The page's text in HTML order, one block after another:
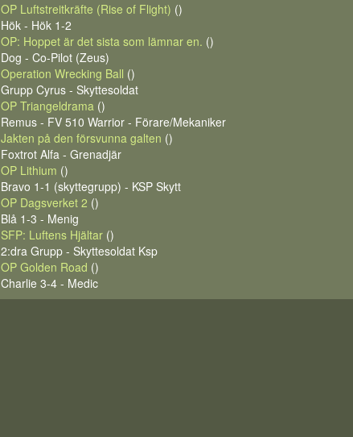
OP Luftstreitkräfte (Rise of Flight) ()
Hök - Hök 1-2
OP: Hoppet är det sista som lämnar en. ()
Dog - Co-Pilot (Zeus)
Operation Wrecking Ball ()
Grupp Cyrus - Skyttesoldat
OP Triangeldrama ()
Remus - FV 510 Warrior - Förare/Mekaniker
Jakten på den försvunna galten ()
Foxtrot Alfa - Grenadjär
OP Lithium ()
Bravo 1-1 (skyttegrupp) - KSP Skytt
OP Dagsverket 2 ()
Blå 1-3 - Menig
SFP: Luftens Hjältar ()
2:dra Grupp - Skyttesoldat Ksp
OP Golden Road ()
Charlie 3-4 - Medic